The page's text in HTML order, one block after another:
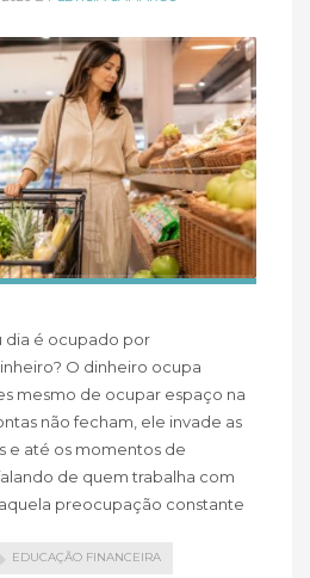
dia é ocupado por
O dinheiro ocupa
mesmo de ocupar espaço na
não fecham, ele invade as
e até os momentos de
de quem trabalha com
preocupação constante
EDUCAÇÃO FINANCEIRA